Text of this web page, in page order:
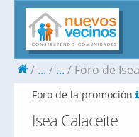
... ... Foro de
Foro de la promoción
Isea Calaceite